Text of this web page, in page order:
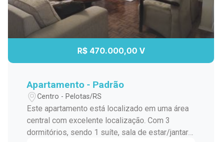
R$ 470.000,00 V
Apartamento - Padrão
Centro - Pelotas/RS
Este apartamento está localizado em uma área
central com excelente localização. Com 3
dormitórios, sendo 1 suíte, sala de estar/jantar